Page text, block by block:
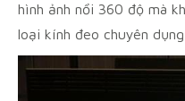
hình ảnh nổi 360 độ mà
loại kính đeo chuyên dụng